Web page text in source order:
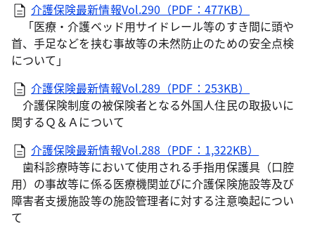
介護保険最新情報Vol.290（PDF：477KB）
「医療・介護ベッド用サイドレール等のすき間に頭や
首、手足などを挟む事故等の未然防止のための安全点検
について」
介護保険最新情報Vol.289（PDF：253KB）
介護保険制度の被保険者となる外国人住民の取扱いに
関するＱ＆Ａについて
介護保険最新情報Vol.288（PDF：1,322KB）
歯科診療時等において使用される手指用保護具（口腔
用）の事故等に係る医療機関並びに介護保険施設等及び
障害者支援施設等の施設管理者に対する注意喚起につい
て